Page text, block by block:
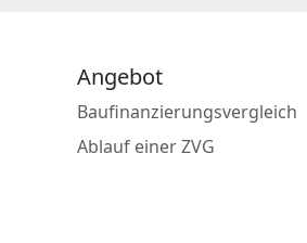
Angebot
Baufinanzierungsvergleich
Ablauf einer ZVG